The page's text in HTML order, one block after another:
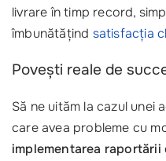
livrare în timp record,
îmbunătățind satisfacția
Povești reale de
Să ne uităm la cazul unei
care avea probleme cu
implementarea raportării